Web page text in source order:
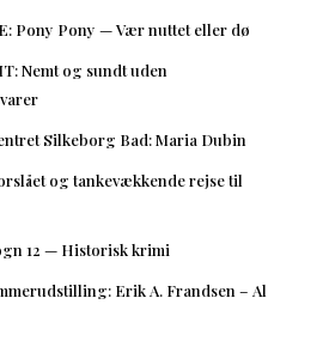
Pony Pony — Vær nuttet eller dø
Nemt og sundt uden
Silkeborg Bad: Maria Dubin
og tankevækkende rejse til
12 — Historisk krimi
Erik A. Frandsen – Al